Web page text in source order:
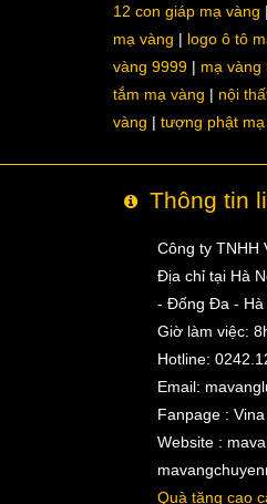
12 con giáp mạ vàng
mạ vàng
logo ô tô
vàng 9999
mạ vàng
tắm mạ vàng
nội
vàng
tượng phật mạ
Thông tin
Công ty TNHH
Địa chỉ tại Hà
- Đống Đa - Hà
Giờ làm việc:
Hotline:
Email:
Fanpage :
Website :
Quà tặng cao